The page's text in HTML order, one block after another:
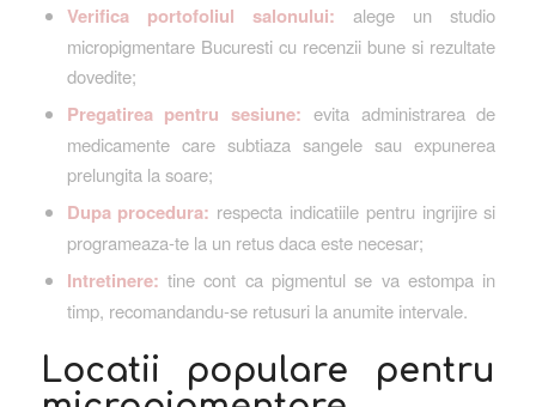
Verifica portofoliul salonului: alege un studio
micropigmentare Bucuresti cu recenzii bune si rezultate
dovedite;
Pregatirea pentru sesiune: evita administrarea de
medicamente care subtiaza sangele sau expunerea
prelungita la soare;
Dupa procedura: respecta indicatiile pentru ingrijire si
programeaza-te la un retus daca este necesar;
Intretinere: tine cont ca pigmentul se va estompa in
timp, recomandandu-se retusuri la anumite intervale.
Locatii populare pentru